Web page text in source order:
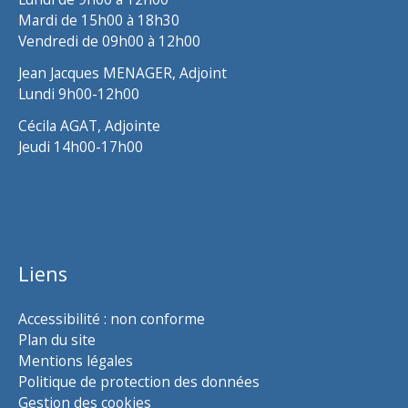
Mardi de 15h00 à 18h30
Vendredi de 09h00 à 12h00
Jean Jacques MENAGER, Adjoint
Lundi 9h00-12h00
Cécila AGAT, Adjointe
Jeudi 14h00-17h00
Liens
Accessibilité : non conforme
Plan du site
Mentions légales
Politique de protection des données
Gestion des cookies